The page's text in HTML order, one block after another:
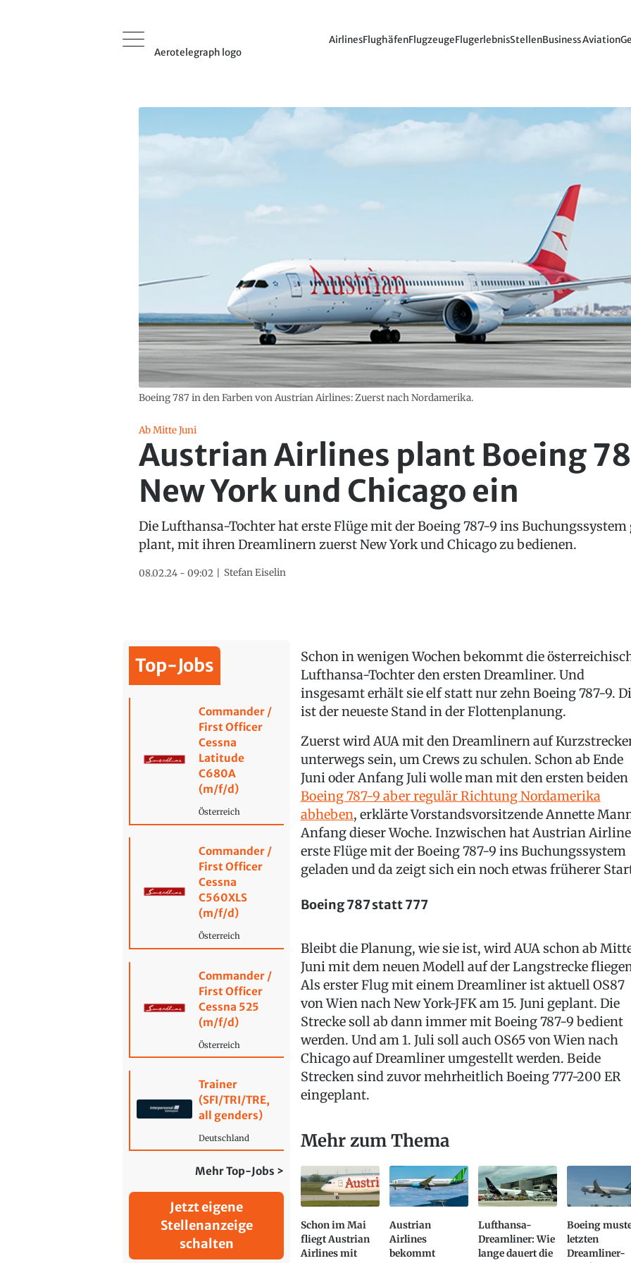
Aerotelegraph logo
AirlinesFlughäfenFlugzeugeFlugerlebnisStellenBusiness Aviation
Boeing 787 in den Farben von Austrian Airlines: Zuerst nach Nordamerika.
Ab Mitte Juni
Austrian Airlines plant Boeing
New York und Chicago ein
Die Lufthansa-Tochter hat erste Flüge mit der Boeing 787-9 ins
plant, mit ihren Dreamlinern zuerst New York und Chicago zu bedienen.
08.02.24 - 09:02 Stefan Eiselin
Top-Jobs
Commander /
First Officer
Cessna
Latitude
C680A
(m/f/d)
Österreich
Commander /
First Officer
Cessna
C560XLS
(m/f/d)
Österreich
Commander /
First Officer
Cessna 525
(m/f/d)
Österreich
Trainer
(SFI/TRI/TRE,
all genders)
Deutschland
Mehr Top-Jobs >
Jetzt eigene
Stellenanzeige
schalten
Schon in wenigen Wochen bekommt die
Lufthansa-Tochter den ersten Dreamliner. Und
insgesamt erhält sie elf statt nur zehn Boeing 787-9.
ist der neueste Stand in der Flottenplanung.
Zuerst wird AUA mit den Dreamlinern auf
unterwegs sein, um Crews zu schulen. Schon ab Ende
Juni oder Anfang Juli wolle man mit den ersten beiden
Boeing 787-9 aber regulär Richtung Nordamerika
abheben, erklärte Vorstandsvorsitzende Annette
Anfang dieser Woche. Inzwischen hat Austrian
erste Flüge mit der Boeing 787-9 ins Buchungssystem
geladen und da zeigt sich ein noch etwas früherer
Boeing 787 statt 777
Bleibt die Planung, wie sie ist, wird AUA schon ab
Juni mit dem neuen Modell auf der Langstrecke
Als erster Flug mit einem Dreamliner ist aktuell OS87
von Wien nach New York-JFK am 15. Juni geplant. Die
Strecke soll ab dann immer mit Boeing 787-9 bedient
werden. Und am 1. Juli soll auch OS65 von Wien nach
Chicago auf Dreamliner umgestellt werden. Beide
Strecken sind zuvor mehrheitlich Boeing 777-200 ER
eingeplant.
Mehr zum Thema
Schon im Mai
fliegt Austrian
Airlines mit
Austrian
Airlines
bekommt
Lufthansa-
Dreamliner: Wie
lange dauert die
Boeing
letzten
Dreamliner-